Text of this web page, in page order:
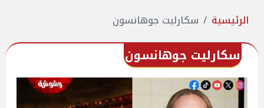
الرئيسية سكارليت جوهانسون
سكارليت جوهانسون